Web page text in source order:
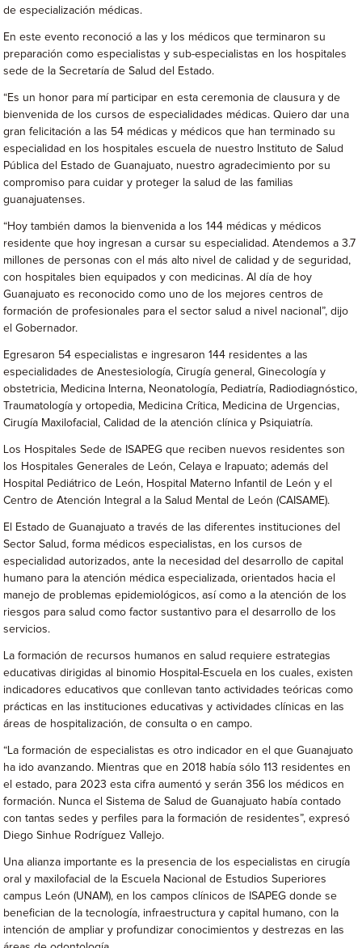
de especialización médicas.
En este evento reconoció a las y los médicos que terminaron su
preparación como especialistas y sub-especialistas en los hospitales
sede de la Secretaría de Salud del Estado.
“Es un honor para mí participar en esta ceremonia de clausura y de
bienvenida de los cursos de especialidades médicas. Quiero dar una
gran felicitación a las 54 médicas y médicos que han terminado su
especialidad en los hospitales escuela de nuestro Instituto de Salud
Pública del Estado de Guanajuato, nuestro agradecimiento por su
compromiso para cuidar y proteger la salud de las familias
guanajuatenses.
“Hoy también damos la bienvenida a los 144 médicas y médicos
residente que hoy ingresan a cursar su especialidad. Atendemos a 3.7
millones de personas con el más alto nivel de calidad y de seguridad,
con hospitales bien equipados y con medicinas. Al día de hoy
Guanajuato es reconocido como uno de los mejores centros de
formación de profesionales para el sector salud a nivel nacional”, dijo
el Gobernador.
Egresaron 54 especialistas e ingresaron 144 residentes a las
especialidades de Anestesiología, Cirugía general, Ginecología y
obstetricia, Medicina Interna, Neonatología, Pediatría, Radiodiagnóstico,
Traumatología y ortopedia, Medicina Crítica, Medicina de Urgencias,
Cirugía Maxilofacial, Calidad de la atención clínica y Psiquiatría.
Los Hospitales Sede de ISAPEG que reciben nuevos residentes son
los Hospitales Generales de León, Celaya e Irapuato; además del
Hospital Pediátrico de León, Hospital Materno Infantil de León y el
Centro de Atención Integral a la Salud Mental de León (CAISAME).
El Estado de Guanajuato a través de las diferentes instituciones del
Sector Salud, forma médicos especialistas, en los cursos de
especialidad autorizados, ante la necesidad del desarrollo de capital
humano para la atención médica especializada, orientados hacia el
manejo de problemas epidemiológicos, así como a la atención de los
riesgos para salud como factor sustantivo para el desarrollo de los
servicios.
La formación de recursos humanos en salud requiere estrategias
educativas dirigidas al binomio Hospital-Escuela en los cuales, existen
indicadores educativos que conllevan tanto actividades teóricas como
prácticas en las instituciones educativas y actividades clínicas en las
áreas de hospitalización, de consulta o en campo.
“La formación de especialistas es otro indicador en el que Guanajuato
ha ido avanzando. Mientras que en 2018 había sólo 113 residentes en
el estado, para 2023 esta cifra aumentó y serán 356 los médicos en
formación. Nunca el Sistema de Salud de Guanajuato había contado
con tantas sedes y perfiles para la formación de residentes”, expresó
Diego Sinhue Rodríguez Vallejo.
Una alianza importante es la presencia de los especialistas en cirugía
oral y maxilofacial de la Escuela Nacional de Estudios Superiores
campus León (UNAM), en los campos clínicos de ISAPEG donde se
benefician de la tecnología, infraestructura y capital humano, con la
intención de ampliar y profundizar conocimientos y destrezas en las